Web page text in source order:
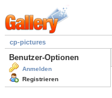
cp-pictures
Benutzer-Optionen
Anmelden
Registrieren